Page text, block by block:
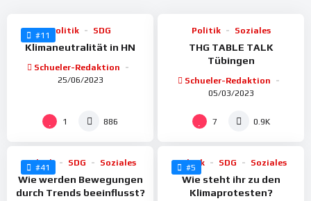
#11Politik SDG
Klimaneutralität in HN
Schueler-Redaktion
25/06/2023
1 886
Politik Soziales
THG TABLE TALK
Tübingen
Schueler-Redaktion
05/03/2023
7 0.9K
#41
Politik SDG Soziales
Wie werden Bewegungen
durch Trends beeinflusst?
#5
%
Politik SDG Soziales
Wie steht ihr zu den
Klimaprotesten?